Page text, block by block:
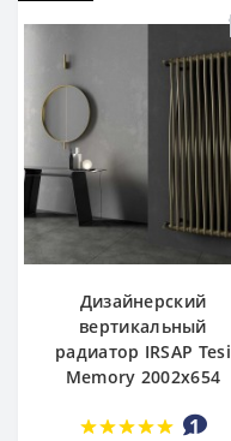
Дизайнерский
вертикальный
радиатор IRSAP Tesi
Memory 2002x654
1